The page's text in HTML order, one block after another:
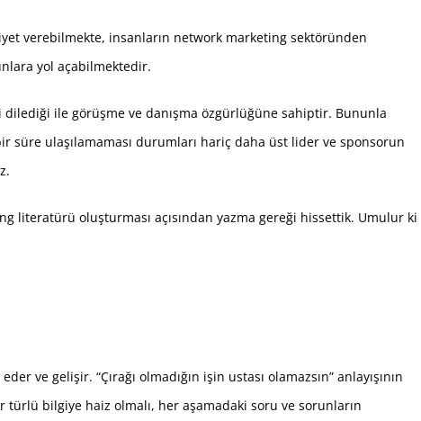
verebilmekte, insanların network marketing sektöründen
yol açabilmektedir.
ile görüşme ve danışma özgürlüğüne sahiptir. Bununla
ulaşılamaması durumları hariç daha üst lider ve sponsorun
literatürü oluşturması açısından yazma gereği hissettik. Umulur ki
ve gelişir. “Çırağı olmadığın işin ustası olamazsın” anlayışının
bilgiye haiz olmalı, her aşamadaki soru ve sorunların